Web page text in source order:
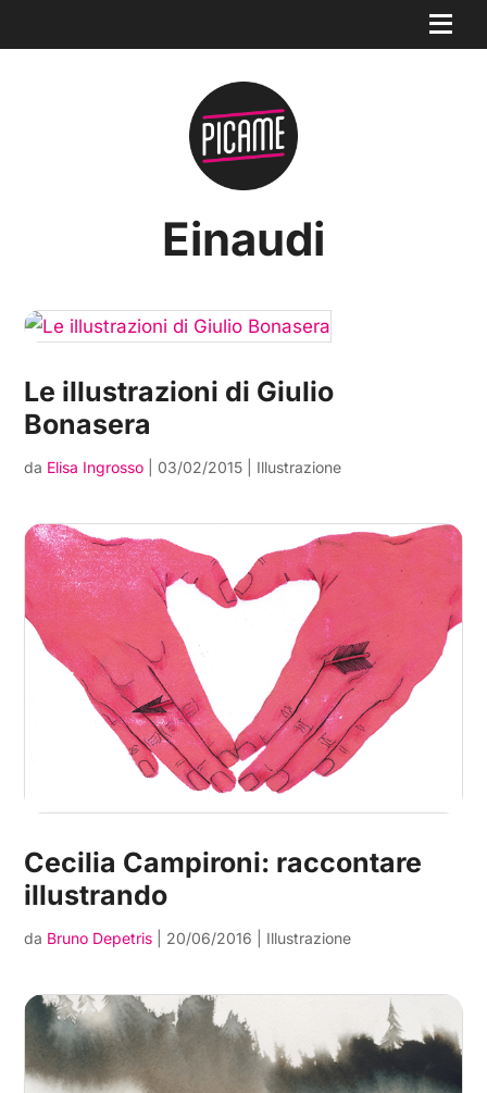
Einaudi
Le illustrazioni di Giulio
Bonasera
da Elisa Ingrosso 03/02/2015 Illustrazione
Cecilia Campironi: raccontare
illustrando
da Bruno Depetris 20/06/2016 Illustrazione